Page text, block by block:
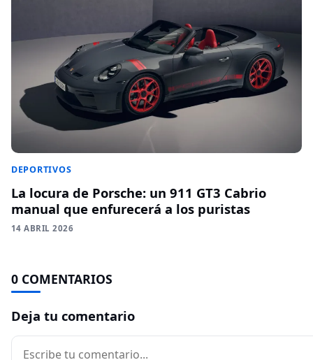
DEPORTIVOS
La locura de Porsche: un 911 GT3 Cabrio
manual que enfurecerá a los puristas
14 ABRIL 2026
0 COMENTARIOS
Deja tu comentario
Comentario